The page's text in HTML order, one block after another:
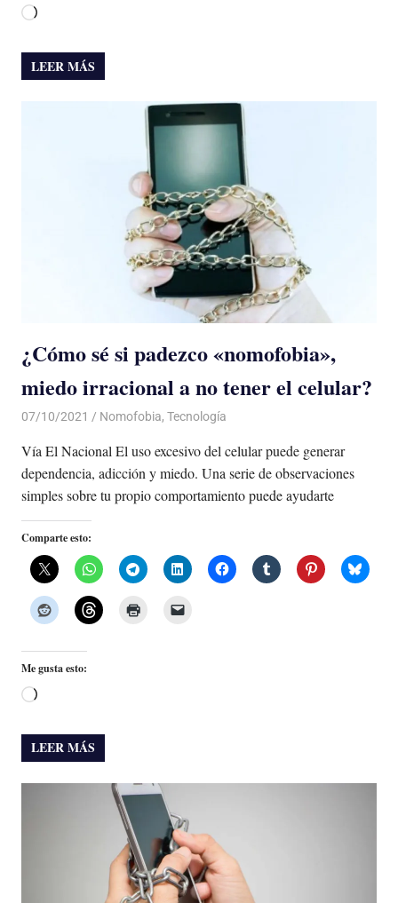
Cargando...
LEER MÁS
¿Cómo sé si padezco «nomofobia»,
miedo irracional a no tener el celular?
07/10/2021 De todo un Poco
Nomofobia, Tecnología
Vía El Nacional El uso excesivo del celular puede generar
dependencia, adicción y miedo. Una serie de observaciones
simples sobre tu propio comportamiento puede ayudarte
Comparte esto:
Me gusta esto:
Cargando...
LEER MÁS